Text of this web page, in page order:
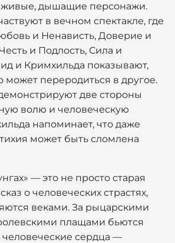
живые, дышащие персонажи.
в вечном спектакле, где
и Ненависть, Доверие и
и Подлость, Сила и
и Кримхильда показывают,
может переродиться в другое.
две стороны
волю и человеческую
напоминает, что даже
может быть сломлена
— это не просто старая
о человеческих страстях,
веками. За рыцарскими
плащами бьются
сердца —